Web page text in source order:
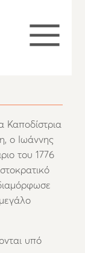
Καποδίστρια
ο Ιωάννης
του 1776
υπό